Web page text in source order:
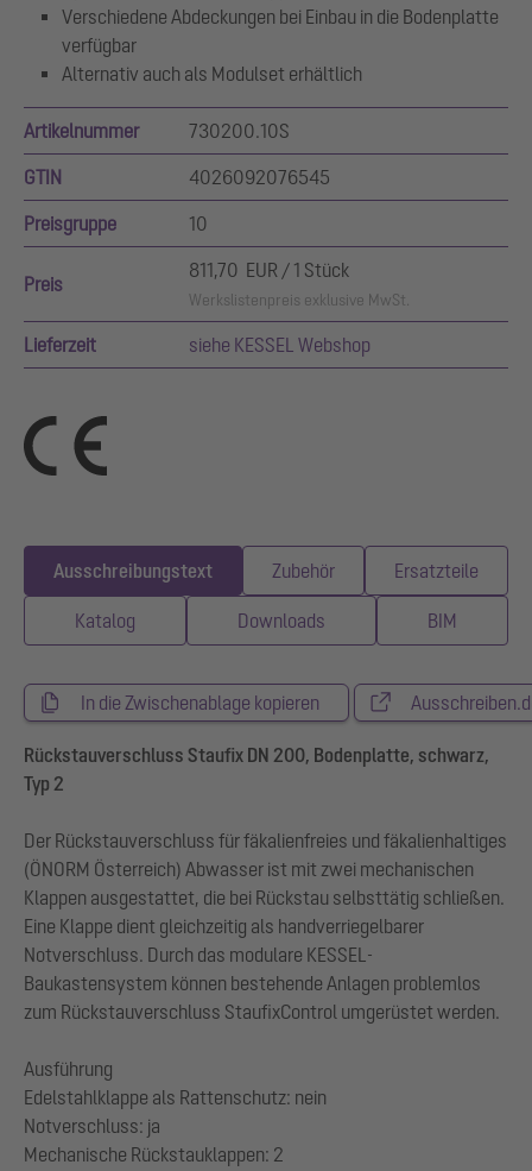
Verschiedene Abdeckungen bei Einbau in die Bodenplatte
verfügbar
Alternativ auch als Modulset erhältlich
Artikelnummer 730200.10S
GTIN 4026092076545
Preisgruppe 10
Preis
811,70 EUR / 1 Stück
Werkslistenpreis exklusive MwSt.
Lieferzeit siehe KESSEL Webshop
Ausschreibungstext Zubehör Ersatzteile
Katalog Downloads BIM
In die Zwischenablage kopieren
Rückstauverschluss Staufix DN 200, Bodenplatte, schwarz,
Typ 2
Der Rückstauverschluss für fäkalienfreies und fäkalienhaltiges
(ÖNORM Österreich) Abwasser ist mit zwei mechanischen
Klappen ausgestattet, die bei Rückstau selbsttätig schließen.
Eine Klappe dient gleichzeitig als handverriegelbarer
Notverschluss. Durch das modulare KESSEL-
Baukastensystem können bestehende Anlagen problemlos
zum Rückstauverschluss StaufixControl umgerüstet werden.
Ausführung
Edelstahlklappe als Rattenschutz: nein
Notverschluss: ja
Mechanische Rückstauklappen: 2